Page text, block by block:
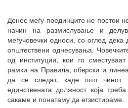
Денес меѓу поединците не постои
начин на размислување и
меѓучовечки односи, со оглед дека
општествени однесувања.
од институции, кои го
рамки на Правила, обврски и
да се следат, каде што чинот
единствената должност која
сакаме и понатаму да егзистираме.